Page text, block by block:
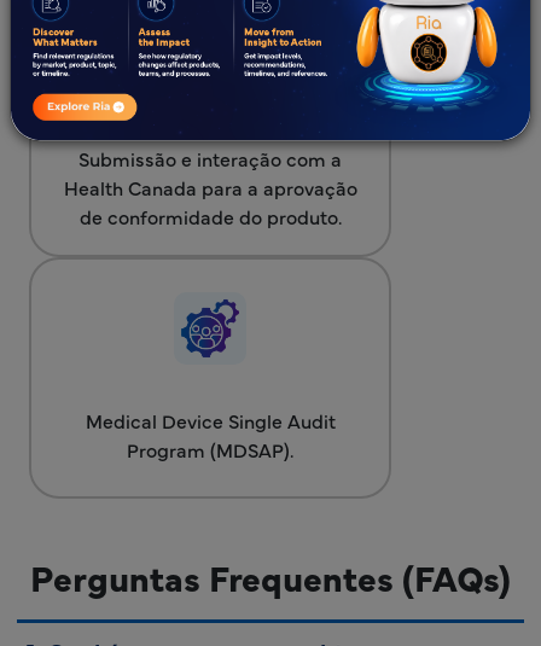
Submissão e interação com a
Health Canada para a aprovação
de conformidade do produto.
Medical Device Single Audit
Program (MDSAP).
Perguntas Frequentes (FAQs)